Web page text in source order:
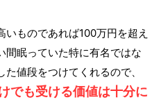
ものであれば100万円を超え
間眠っていた特に有名ではな
値段をつけてくれるので、
でも受ける価値は十分に